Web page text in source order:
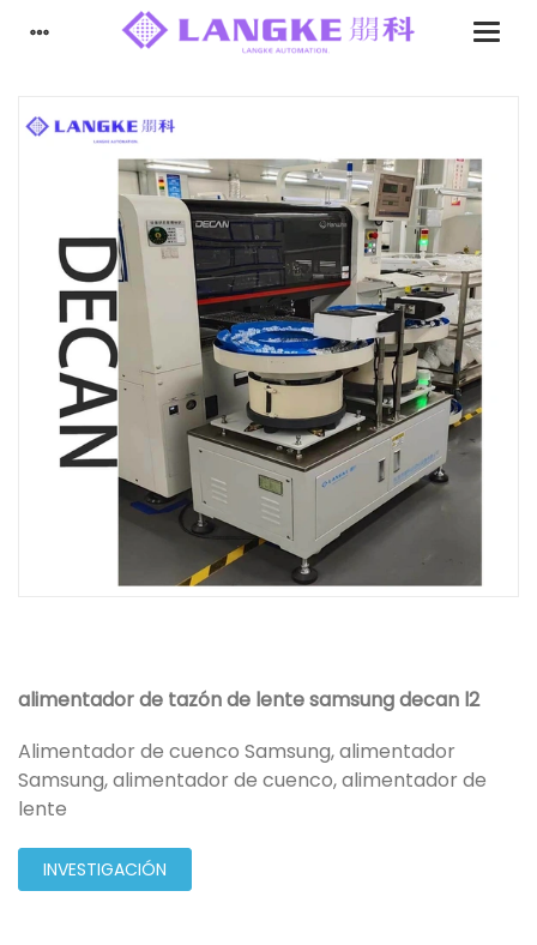
alimentador de tazón de lente samsung decan l2
Alimentador de cuenco Samsung, alimentador
Samsung, alimentador de cuenco, alimentador de
lente
INVESTIGACIÓN